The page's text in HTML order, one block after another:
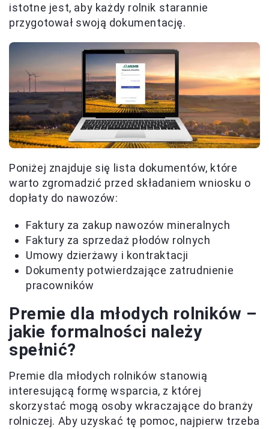
istotne jest, aby każdy rolnik starannie
przygotował swoją dokumentację.
Poniżej znajduje się lista dokumentów, które
warto zgromadzić przed składaniem wniosku o
dopłaty do nawozów:
Faktury za zakup nawozów mineralnych
Faktury za sprzedaż płodów rolnych
Umowy dzierżawy i kontraktacji
Dokumenty potwierdzające zatrudnienie
pracowników
Premie dla młodych rolników –
jakie formalności należy
spełnić?
Premie dla młodych rolników stanowią
interesującą formę wsparcia, z której
skorzystać mogą osoby wkraczające do branży
rolniczej. Aby uzyskać tę pomoc, najpierw trzeba